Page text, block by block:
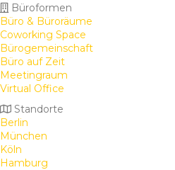
Büroformen
Büro & Büroräume
Coworking Space
Bürogemeinschaft
Büro auf Zeit
Meetingraum
Virtual Office
Standorte
Berlin
München
Köln
Hamburg